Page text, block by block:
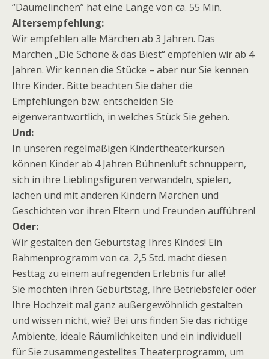
“Däumelinchen” hat eine Länge von ca. 55 Min.
Altersempfehlung:
Wir empfehlen alle Märchen ab 3 Jahren. Das
Märchen „Die Schöne & das Biest“ empfehlen wir ab 4
Jahren. Wir kennen die Stücke – aber nur Sie kennen
Ihre Kinder. Bitte beachten Sie daher die
Empfehlungen bzw. entscheiden Sie
eigenverantwortlich, in welches Stück Sie gehen.
Und:
In unseren regelmäßigen Kindertheaterkursen
können Kinder ab 4 Jahren Bühnenluft schnuppern,
sich in ihre Lieblingsfiguren verwandeln, spielen,
lachen und mit anderen Kindern Märchen und
Geschichten vor ihren Eltern und Freunden aufführen!
Oder:
Wir gestalten den Geburtstag Ihres Kindes! Ein
Rahmenprogramm von ca. 2,5 Std. macht diesen
Festtag zu einem aufregenden Erlebnis für alle!
Sie möchten ihren Geburtstag, Ihre Betriebsfeier oder
Ihre Hochzeit mal ganz außergewöhnlich gestalten
und wissen nicht, wie? Bei uns finden Sie das richtige
Ambiente, ideale Räumlichkeiten und ein individuell
für Sie zusammengestelltes Theaterprogramm, um